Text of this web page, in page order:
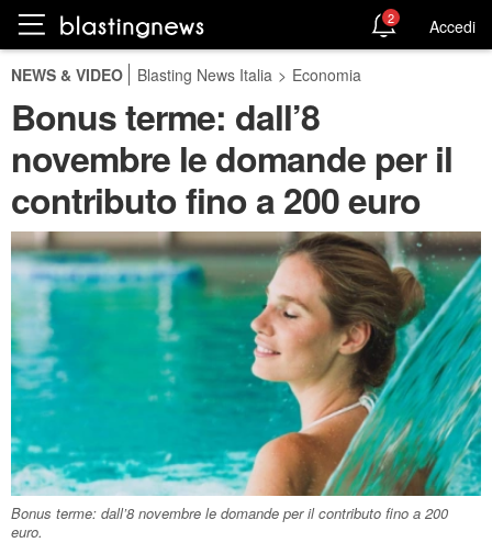
2 Accedi
NEWS & VIDEO Blasting News Italia > Economia
Bonus terme: dall’8
novembre le domande per il
contributo fino a 200 euro
Bonus terme: dall’8 novembre le domande per il contributo fino a 200
euro.